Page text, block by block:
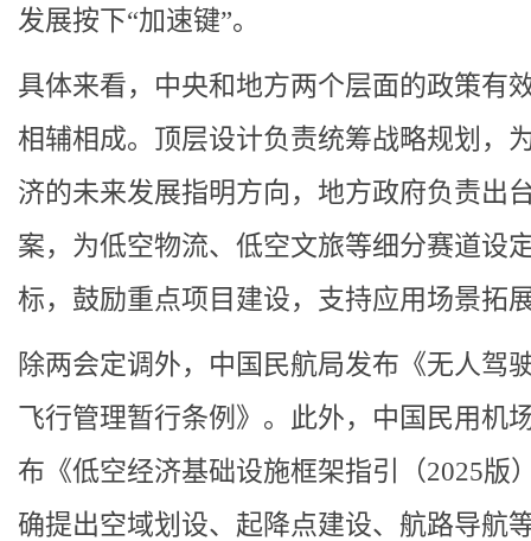
发展按下“加速键”。
具体来看，中央和地方两个层面的政策有
相辅相成。顶层设计负责统筹战略规划，
济的未来发展指明方向，地方政府负责出
案，为低空物流、低空文旅等细分赛道设
标，鼓励重点项目建设，支持应用场景拓
除两会定调外，中国民航局发布《无人驾
飞行管理暂行条例》。此外，中国民用机
布《低空经济基础设施框架指引（2025版
确提出空域划设、起降点建设、航路导航